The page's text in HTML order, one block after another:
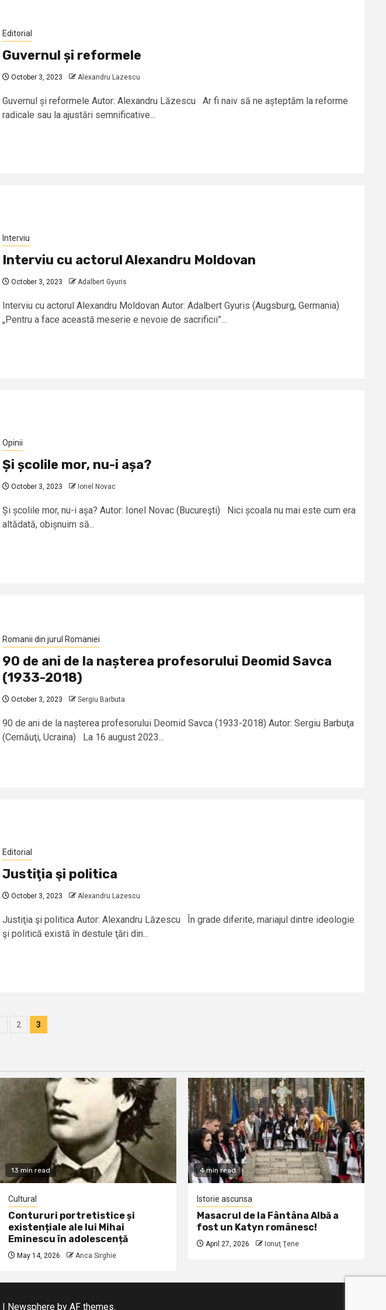
Editorial
Guvernul și reformele
October 3, 2023 Alexandru Lazescu
Guvernul și reformele Autor: Alexandru Lăzescu Ar fi naiv să ne așteptăm la reforme
radicale sau la ajustări semnificative...
Interviu
Interviu cu actorul Alexandru Moldovan
October 3, 2023 Adalbert Gyuris
Interviu cu actorul Alexandru Moldovan Autor: Adalbert Gyuris (Augsburg, Germania)
„Pentru a face această meserie e nevoie de sacrificii”...
Opinii
Și școlile mor, nu-i așa?
October 3, 2023 Ionel Novac
Și școlile mor, nu-i așa? Autor: Ionel Novac (Bucureşti) Nici școala nu mai este cum era
altădată, obișnuim să...
Romanii din jurul Romaniei
90 de ani de la nașterea profesorului Deomid Savca
(1933-2018)
October 3, 2023 Sergiu Barbuta
90 de ani de la nașterea profesorului Deomid Savca (1933-2018) Autor: Sergiu Barbuţa
(Cernăuţi, Ucraina) La 16 august 2023...
Editorial
Justiţia şi politica
October 3, 2023 Alexandru Lazescu
Justiţia şi politica Autor: Alexandru Lăzescu În grade diferite, mariajul dintre ideologie
şi politică există în destule ţări din...
2 3
13 min read
Cultural
Contururi portretistice și
existențiale ale lui Mihai
Eminescu în adolescență
May 14, 2026 Anca Sirghie
4 min read
Istorie ascunsa
Masacrul de la Fântâna Albă a
fost un Katyn românesc!
April 27, 2026 Ionuţ Ţene
| Newsphere by AF themes.